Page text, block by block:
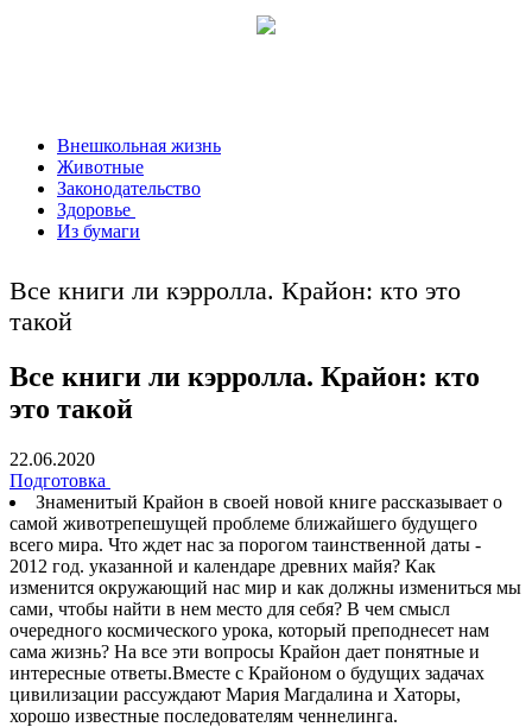
Внешкольная жизнь
Животные
Законодательство
Здоровье
Из бумаги
Все книги ли кэрролла. Крайон: кто это
такой
Все книги ли кэрролла. Крайон: кто
это такой
22.06.2020
Подготовка
Знаменитый Крайон в своей новой книге рассказывает о
самой животрепешущей проблеме ближайшего будущего
всего мира. Что ждет нас зa порогом таинственной даты -
2012 год. указанной и календаре древних майя? Как
изменится окружающий нас мир и как должны измениться мы
сами, чтобы найти в нем место для себя? В чем смысл
очередного космического урока, который преподнесет нам
сама жизнь? На все эти вопросы Крайон дает понятные и
интересные ответы.Вместе с Крайоном о будущих задачах
цивилизации рассуждают Мария Магдалина и Хаторы,
хорошо известные последователям ченнелинга.